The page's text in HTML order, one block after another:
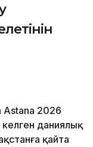
2026
келген даниялық
қайта